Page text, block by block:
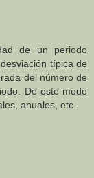
de un periodo
típica de
del número de
De este modo
anuales, etc.